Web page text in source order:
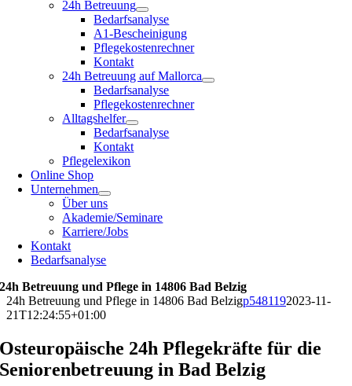
24h Betreuung
Bedarfsanalyse
A1-Bescheinigung
Pflegekostenrechner
Kontakt
24h Betreuung auf Mallorca
Bedarfsanalyse
Pflegekostenrechner
Alltagshelfer
Bedarfsanalyse
Kontakt
Pflegelexikon
Online Shop
Unternehmen
Über uns
Akademie/Seminare
Karriere/Jobs
Kontakt
Bedarfsanalyse
24h Betreuung und Pflege in 14806 Bad Belzig
24h Betreuung und Pflege in 14806 Bad Belzigp5481192023-11-
21T12:24:55+01:00
Osteuropäische 24h Pflegekräfte für die
Seniorenbetreuung in Bad Belzig